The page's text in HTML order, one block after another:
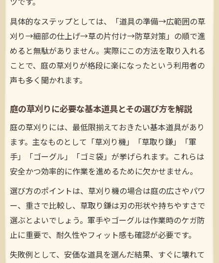
ツです。
具体的なステップとしては、「道具の準備→広範囲の草
刈り→細部の仕上げ→草の片付け→防草対策」の順で進
めると無駄がありません。実際にこの方法を取り入れる
ことで、庭の草刈りが格段に楽になったという利用者の
声も多く聞かれます。
庭の草刈りに必要な基本道具とその選び方を解説
庭の草刈りには、最低限揃えておきたい基本道具があり
ます。主なものとして「草刈り機」「草取り鎌」「軍
手」「ゴーグル」「ゴミ袋」が挙げられます。これらは
安全かつ効率的に作業を進めるために欠かせません。
選び方のポイントは、草刈り機の場合は庭の広さやパワ
ー、重さで比較し、草取り鎌は刃の形状や持ちやすさで
選ぶとよいでしょう。軍手やゴーグルは作業時のケガ防
止に重要で、耐久性やフィット感も確認が必要です。
失敗例として、安価な道具を選んだ結果、すぐに壊れて